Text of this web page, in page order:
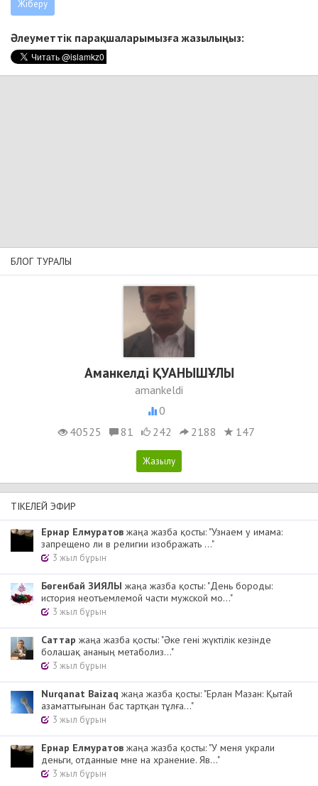
Әлеуметтік парақшаларымызға жазылыңыз:
БЛОГ ТУРАЛЫ
Аманкелді ҚУАНЫШҰЛЫ
amankeldi
0
40525
81 242 2188 147
ТІКЕЛЕЙ ЭФИР
Ернар Елмуратов жаңа жазба қосты: "Узнаем у имама:
запрещено ли в религии изображать ..."
3 жыл бұрын
Бөгенбай ЗИЯЛЫ жаңа жазба қосты: "День бороды:
история неотъемлемой части мужской мо..."
3 жыл бұрын
Cаттар жаңа жазба қосты: "Әке гені жүктілік кезінде
болашақ ананың метаболиз..."
3 жыл бұрын
Nurqanat Baizaq жаңа жазба қосты: "Ерлан Мазан: Қытай
азаматтығынан бас тартқан тұлға..."
3 жыл бұрын
Ернар Елмуратов жаңа жазба қосты: "У меня украли
деньги, отданные мне на хранение. Яв..."
3 жыл бұрын